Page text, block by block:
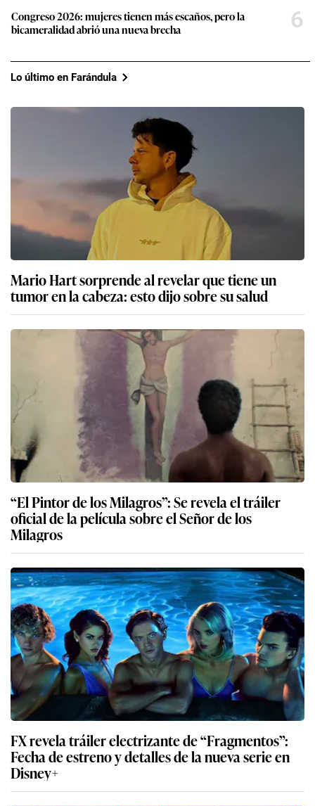
Congreso 2026: mujeres tienen más escaños, pero la
bicameralidad abrió una nueva brecha
6
Lo último en Farándula
Mario Hart sorprende al revelar que tiene un
tumor en la cabeza: esto dijo sobre su salud
“El Pintor de los Milagros”: Se revela el tráiler
oficial de la película sobre el Señor de los
Milagros
FX revela tráiler electrizante de “Fragmentos”:
Fecha de estreno y detalles de la nueva serie en
Disney+